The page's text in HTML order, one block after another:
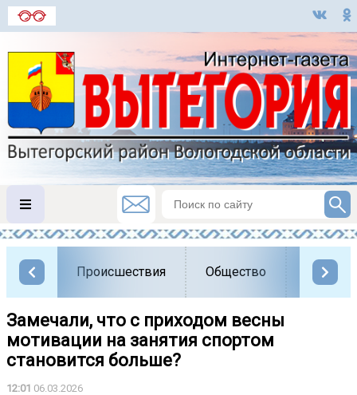
Происшествия Общество Власть
Замечали, что с приходом весны
мотивации на занятия спортом
становится больше?
12:01 06.03.2026